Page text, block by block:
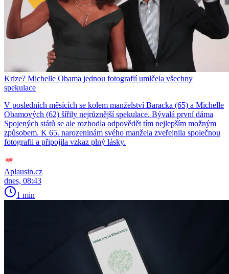
Krize? Michelle Obama jednou fotografií umlčela všechny
spekulace
V posledních měsících se kolem manželství Baracka (65) a Michelle
Obamových (62) šířily nejrůznější spekulace. Bývalá první dáma
Spojených států se ale rozhodla odpovědět tím nejlepším možným
způsobem. K 65. narozeninám svého manžela zveřejnila společnou
fotografii a připojila vzkaz plný lásky.
Aplausin.cz
dnes, 08:43
1 min